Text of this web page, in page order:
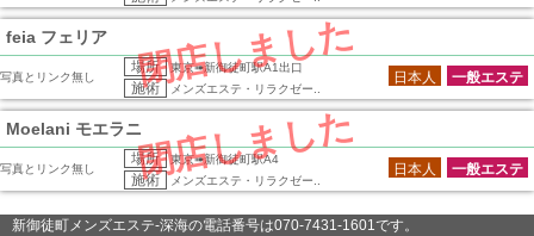
閉店しました
feia フェリア
写真とリンク無し
場所 東京➠新御徒町駅A1出口
施術 メンズエステ・リラクゼー..
一般エステ
日本人
閉店しました
Moelani モエラニ
写真とリンク無し
場所 東京➠新御徒町駅A4
施術 メンズエステ・リラクゼー..
一般エステ
日本人
新御徒町メンズエステ-深海の電話番号は070-7431-1601です。